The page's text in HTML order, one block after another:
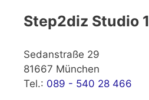
Step2diz Studio 1
Sedanstraße 29
81667 München
Tel.: 089 - 540 28 466